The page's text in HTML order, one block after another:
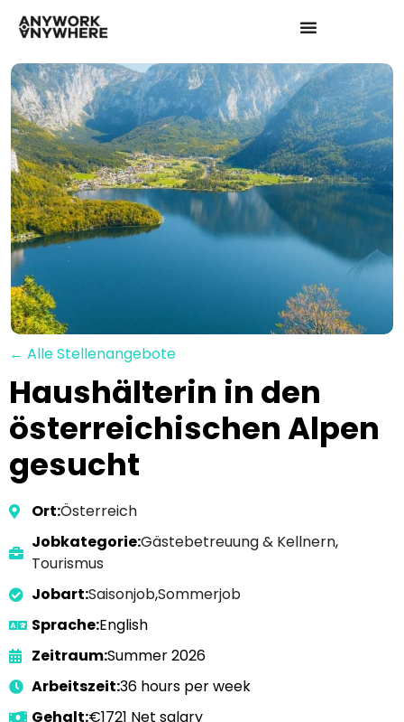
← Alle Stellenangebote
Haushälterin in den
österreichischen Alpen
gesucht
Ort:Österreich
Jobkategorie:Gästebetreuung & Kellnern,
Tourismus
Jobart:Saisonjob,Sommerjob
Sprache:English
Zeitraum:Summer 2026
Arbeitszeit:36 hours per week
Gehalt:€1721 Net salary